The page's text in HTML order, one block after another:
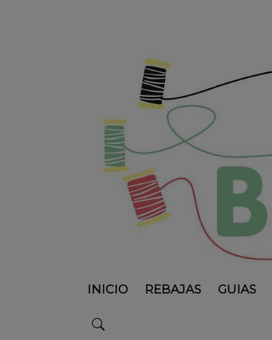
INICIO REBAJAS GUIAS